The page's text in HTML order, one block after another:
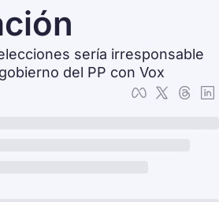
sería irresponsable
del PP con Vox